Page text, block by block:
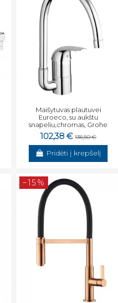
Maišytuvas plautuvei
Euroeco, su aukštu
snapeliu,chromas, Grohe
102,38 € 136,50 €
Pridėti į krepšelį
−15%